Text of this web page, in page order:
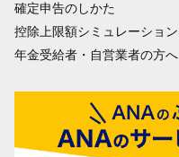
確定申告のしかた
控除上限額シミュレーション
年金受給者・自営業者の方へ